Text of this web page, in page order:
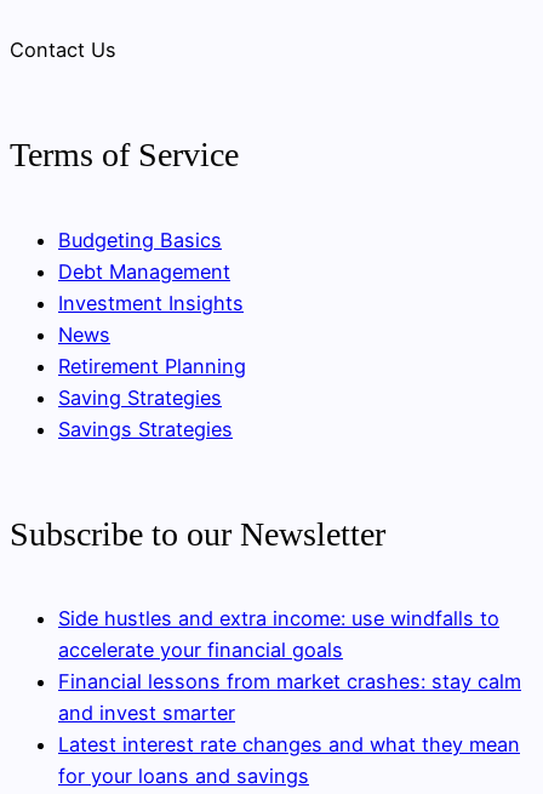
Contact Us
Terms of Service
Budgeting Basics
Debt Management
Investment Insights
News
Retirement Planning
Saving Strategies
Savings Strategies
Subscribe to our Newsletter
Side hustles and extra income: use windfalls to
accelerate your financial goals
Financial lessons from market crashes: stay calm
and invest smarter
Latest interest rate changes and what they mean
for your loans and savings